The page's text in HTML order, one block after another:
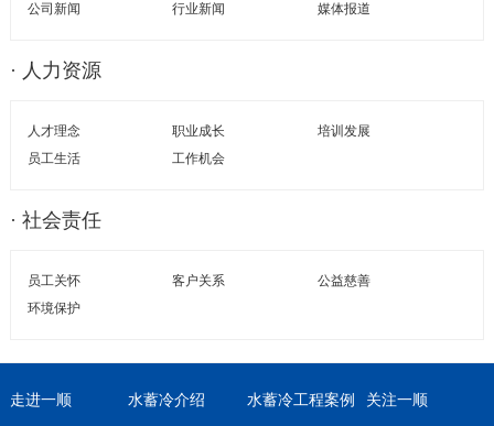
公司新闻 行业新闻 媒体报道
· 人力资源
人才理念 职业成长
培训发展
员工生活
工作机会
· 社会责任
员工关怀 客户关系
公益慈善
环境保护
走进一顺 水蓄冷介绍 水蓄冷工程案例 关注一顺